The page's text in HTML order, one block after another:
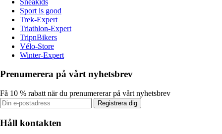
Sport is good
Trek-Expert
Triathlon-Expert
TripnBikers
Vélo-Store
Winter-Expert
Prenumerera på vårt nyhetsbrev
Få 10 % rabatt när du prenumererar på vårt nyhetsbrev
Registrera dig
Håll kontakten